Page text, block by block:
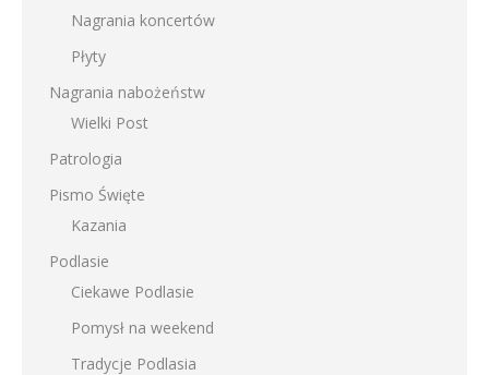
Nagrania koncertów
Płyty
Nagrania nabożeństw
Wielki Post
Patrologia
Pismo Święte
Kazania
Podlasie
Ciekawe Podlasie
Pomysł na weekend
Tradycje Podlasia